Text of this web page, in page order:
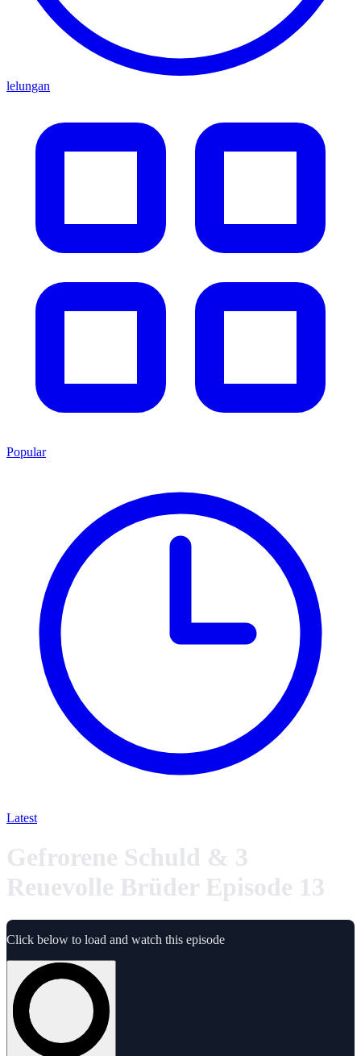
lelungan
Popular
Latest
Gefrorene Schuld & 3
Reuevolle Brüder Episode 13
Click below to load and watch this episode